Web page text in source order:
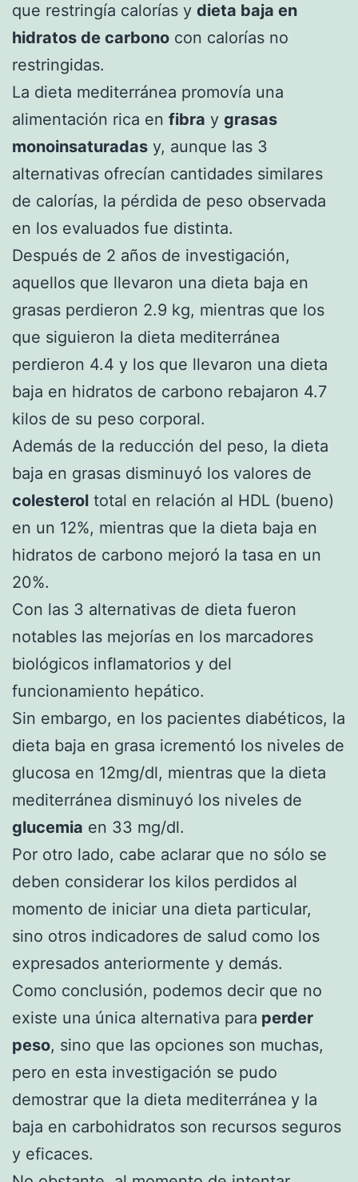
que restringía calorías y dieta baja en
hidratos de carbono con calorías no
restringidas.
La dieta mediterránea promovía una
alimentación rica en fibra y grasas
monoinsaturadas y, aunque las 3
alternativas ofrecían cantidades similares
de calorías, la pérdida de peso observada
en los evaluados fue distinta.
Después de 2 años de investigación,
aquellos que llevaron una dieta baja en
grasas perdieron 2.9 kg, mientras que los
que siguieron la dieta mediterránea
perdieron 4.4 y los que llevaron una dieta
baja en hidratos de carbono rebajaron 4.7
kilos de su peso corporal.
Además de la reducción del peso, la dieta
baja en grasas disminuyó los valores de
colesterol total en relación al HDL (bueno)
en un 12%, mientras que la dieta baja en
hidratos de carbono mejoró la tasa en un
20%.
Con las 3 alternativas de dieta fueron
notables las mejorías en los marcadores
biológicos inflamatorios y del
funcionamiento hepático.
Sin embargo, en los pacientes diabéticos, la
dieta baja en grasa icrementó los niveles de
glucosa en 12mg/dl, mientras que la dieta
mediterránea disminuyó los niveles de
glucemia en 33 mg/dl.
Por otro lado, cabe aclarar que no sólo se
deben considerar los kilos perdidos al
momento de iniciar una dieta particular,
sino otros indicadores de salud como los
expresados anteriormente y demás.
Como conclusión, podemos decir que no
existe una única alternativa para perder
peso, sino que las opciones son muchas,
pero en esta investigación se pudo
demostrar que la dieta mediterránea y la
baja en carbohidratos son recursos seguros
y eficaces.